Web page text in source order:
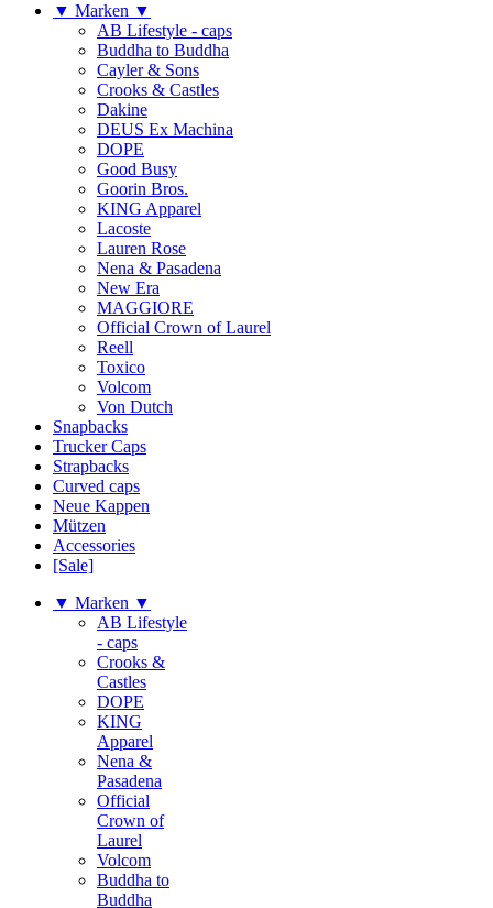
▼ Marken ▼
AB Lifestyle - caps
Buddha to Buddha
Cayler & Sons
Crooks & Castles
Dakine
DEUS Ex Machina
DOPE
Good Busy
Goorin Bros.
KING Apparel
Lacoste
Lauren Rose
Nena & Pasadena
New Era
MAGGIORE
Official Crown of Laurel
Reell
Toxico
Volcom
Von Dutch
Snapbacks
Trucker Caps
Strapbacks
Curved caps
Neue Kappen
Mützen
Accessories
[Sale]
▼ Marken ▼
AB Lifestyle
- caps
Crooks &
Castles
DOPE
KING
Apparel
Nena &
Pasadena
Official
Crown of
Laurel
Volcom
Buddha to
Buddha